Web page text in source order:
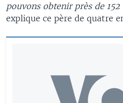
pouvons obtenir près de
explique ce père de quatre